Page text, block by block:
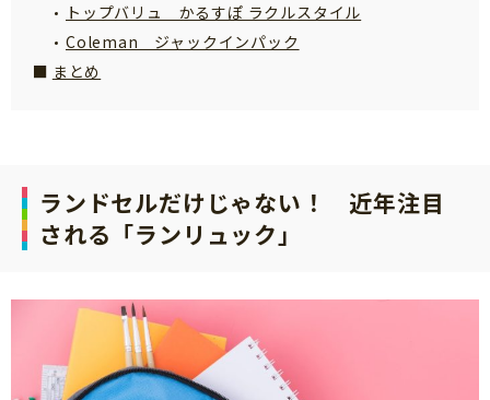
トップバリュ かるすぽ ラクルスタイル
Coleman ジャックインパック
まとめ
ランドセルだけじゃない！ 近年注目
される「ランリュック」